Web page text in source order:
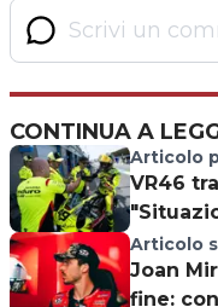
CONTINUA A
Articolo
VR46
Articolo
Joan
fine: